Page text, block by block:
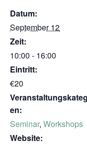
Datum:
September 12
Zeit:
10:00 - 16:00
Eintritt:
€20
en:
Seminar, Workshops
Website: